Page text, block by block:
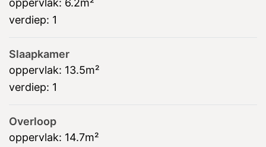
oppervlak: 6.2m²
verdiep: 1
Slaapkamer
oppervlak: 13.5m²
verdiep: 1
Overloop
oppervlak: 14.7m²